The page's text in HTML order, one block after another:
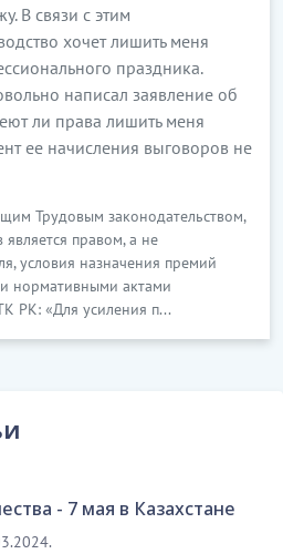
В связи с этим
хочет лишить меня
праздника.
написал заявление об
ли права лишить меня
ее начисления выговоров не
Трудовым законодательством,
правом, а не
условия назначения премий
нормативными актами
РК: «Для усиления п...
- 7 мая в Казахстане